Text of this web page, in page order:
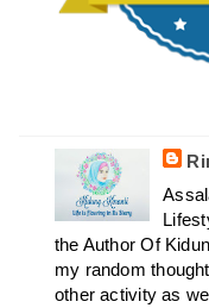
the Author Of
my random
other activity as